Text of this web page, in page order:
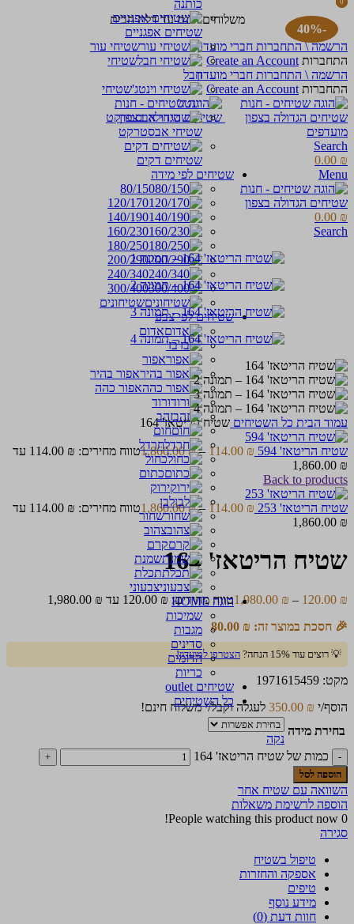
משלוחים חינם עד דלת הבית
הרשמה \ התחברות חברי מועדון
התחברות Create an Account
הרשמה \ התחברות חברי מועדון
התחברות Create an Account
מועדפים
Search
0
0.00 ₪
Menu
0
0.00 ₪
Search
כותנה
שטיחים אפגניים
שטיחי עור
שטיחי
חבל
שטיחי
וינטג'
שטיחי אבסטרקט
שטיחים דקים
שטיחים לפי מידה
80/150
120/170
140/190
160/230
180/250
200/290
240/340
300/400
שטיחונים
שטיחים לפי צבע
אדום
בז'
אפור
אפור בהיר
אפור כהה
ורוד
זהב
חום
חרדל
כחול
כתום
ירוק
לבן
שחור
צהוב
קרם
שמנת
תכלת
צבעוני
הוגה HOME
שמיכות
מגבות
סדינים
הדומים
כריות
שטיחים outlet
כל השטיחים
-40%
עמוד הבית כל השטיחים שטיח הריטאז' 164
שטיח הריטאז' 594 114.00 ₪
–
1,860.00₪
טווח מחירים: ⁦114.00 ₪⁩ עד
Back to products
שטיח הריטאז' 253 114.00 ₪
–
1,860.00₪
טווח מחירים: ⁦114.00 ₪⁩ עד
שטיח הריטאז' 164
120.00 ₪
–
1,980.00 ₪
טווח מחירים: ⁦120.00 ₪⁩ עד ⁦1,980.00 ₪⁩
🎉 חסכת במוצר זה:
80.00 ₪
💡 רוצים עוד 15% הנחה? הצטרפו למועדון!
מקט: 1971615459
הוסף/י
350.00 ₪
לעגלה וקבל/י משלוח חינם!
בחירת מידה
נקה
כמות של שטיח הריטאז' 164
הוספה לסל
השוואה עם שטיח אחר
הוספה לרשימת משאלות
0
People watching this product now!
סגירה
טיפול בשטיח
אספקה והחזרות
טיפים
מידע נוסף
חוות דעת (0)